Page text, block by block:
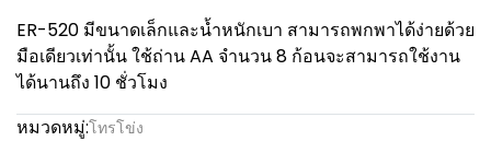
ER-520 มีขนาดเล็กและน้ำหนักเบา สามารถพกพาได้ง่ายด้วย
มือเดียวเท่านั้น ใช้ถ่าน AA จำนวน 8 ก้อนจะสามารถใช้งาน
ได้นานถึง 10 ชั่วโมง
หมวดหมู่:โทรโข่ง